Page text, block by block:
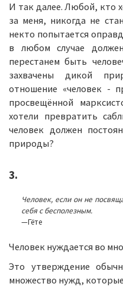
И так далее. Любой, кто
за меня, никогда не
некто попытается
в любом случае
перестанем быть
захвачены дикой
отношение «человек -
просвещённой
хотели превратить
человек должен
природы?
3.
Человек, если он не
себя с бесполезным.
—Гёте
Человек нуждается во
Это утверждение
множество нужд,